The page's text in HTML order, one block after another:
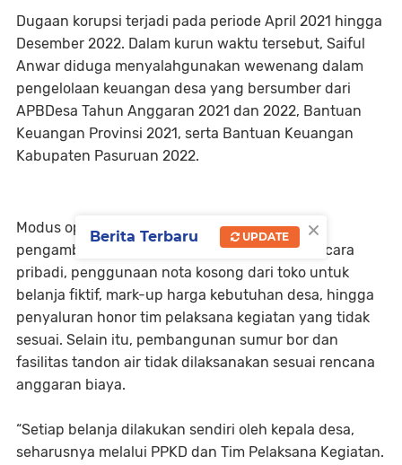
Dugaan korupsi terjadi pada periode April 2021 hingga
Desember 2022. Dalam kurun waktu tersebut, Saiful
Anwar diduga menyalahgunakan wewenang dalam
pengelolaan keuangan desa yang bersumber dari
APBDesa Tahun Anggaran 2021 dan 2022, Bantuan
Keuangan Provinsi 2021, serta Bantuan Keuangan
Kabupaten Pasuruan 2022.
Modus operandi yang dilakukan antara lain
pengambilan dan penyimpanan uang desa secara
pribadi, penggunaan nota kosong dari toko untuk
belanja fiktif, mark-up harga kebutuhan desa, hingga
penyaluran honor tim pelaksana kegiatan yang tidak
sesuai. Selain itu, pembangunan sumur bor dan
fasilitas tandon air tidak dilaksanakan sesuai rencana
anggaran biaya.
“Setiap belanja dilakukan sendiri oleh kepala desa,
seharusnya melalui PPKD dan Tim Pelaksana Kegiatan.
×
Berita Terbaru UPDATE